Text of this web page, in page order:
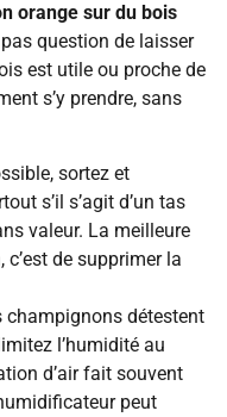
orange sur du bois
question de laisser
est utile ou proche de
s’y prendre, sans
sortez et
s’il s’agit d’un tas
valeur. La meilleure
de supprimer la
champignons détestent
l’humidité au
d’air fait souvent
peut